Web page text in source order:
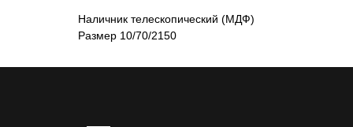
Наличник телескопический (МДФ)
Размер 10/70/2150